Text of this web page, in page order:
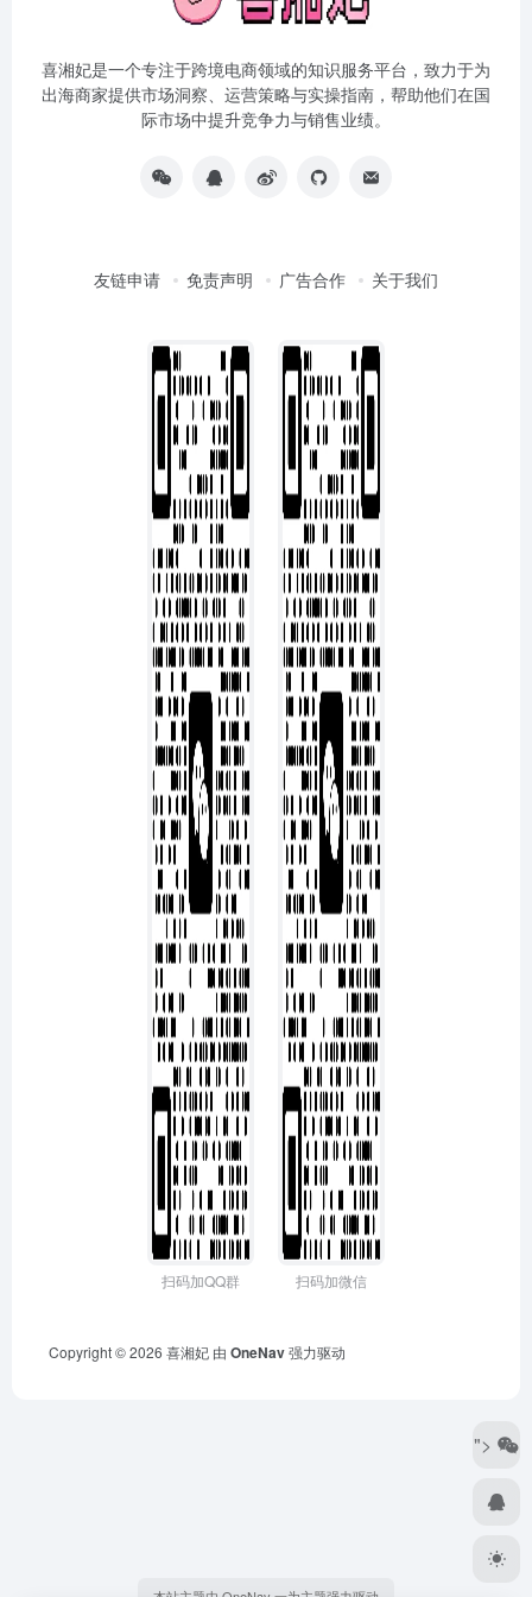
喜湘妃是一个专注于跨境电商领域的知识服务平台，致力于为
出海商家提供市场洞察、运营策略与实操指南，帮助他们在国
际市场中提升竞争力与销售业绩。
友链申请 免责声明 广告合作 关于我们
扫码加QQ群 扫码加微信
Copyright © 2026 喜湘妃 由 OneNav强力驱动
">